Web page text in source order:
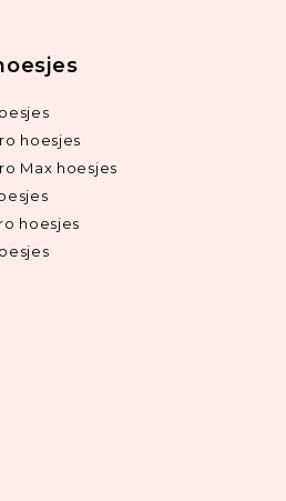
hoesjes
Max hoesjes
hoesjes